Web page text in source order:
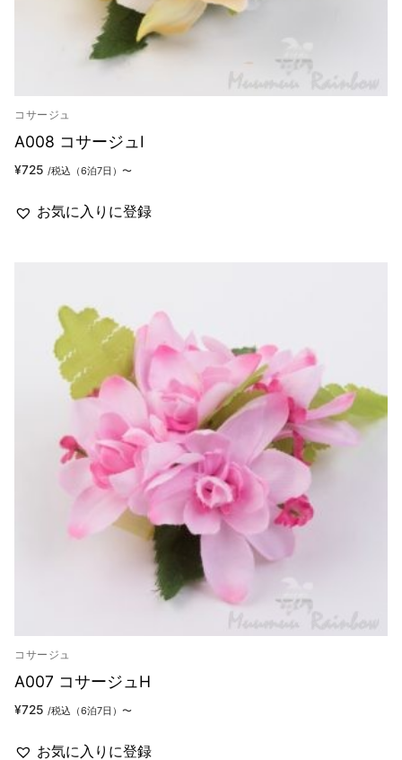
コサージュ
A008 コサージュI
¥725 /税込（6泊7日）〜
お気に入りに登録
コサージュ
A007 コサージュH
¥725 /税込（6泊7日）〜
お気に入りに登録